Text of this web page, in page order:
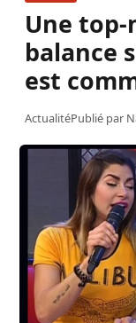
Une
balance
est
ActualitéPublié par